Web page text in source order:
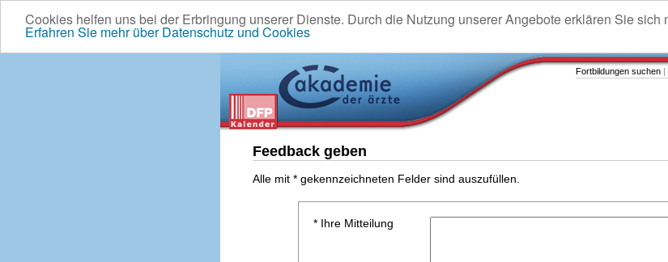
Cookies helfen uns bei der Erbringung unserer Dienste. Durch die Nutzung unserer Angebote erklären Sie
Erfahren Sie mehr über Datenschutz und Cookies
Fortbildungen suchen |
Feedback geben
Alle mit * gekennzeichneten Felder sind auszufüllen.
* Ihre Mitteilung